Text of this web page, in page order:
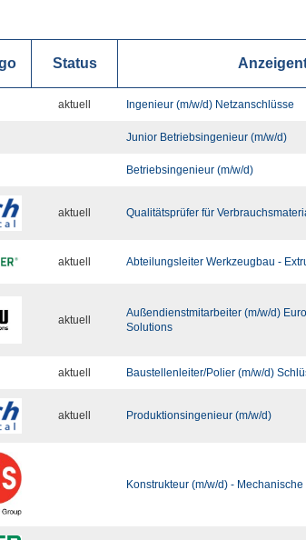
Status
aktuell Ingenieur (m/w/d) Netzanschlüsse
Junior Betriebsingenieur (m/w/d)
Betriebsingenieur (m/w/d)
aktuell Qualitätsprüfer für
aktuell Abteilungsleiter Werkzeugbau -
aktuell
Außendienstmitarbeiter (m/w/d)
Solutions
aktuell
Baustellenleiter/Polier (m/w/d)
aktuell Produktionsingenieur (m/w/d)
Konstrukteur (m/w/d) -